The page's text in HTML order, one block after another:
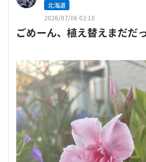
北海道
2026/07/06 02:10
ごめーん、植え替えまだだ